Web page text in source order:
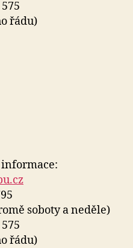
řádu)
soboty a neděle)
řádu)